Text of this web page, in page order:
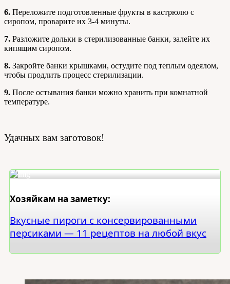
6. Переложите подготовленные фрукты в кастрюлю с
сиропом, проварите их 3-4 минуты.
7. Разложите дольки в стерилизованные банки, залейте их
кипящим сиропом.
8. Закройте банки крышками, остудите под теплым одеялом,
чтобы продлить процесс стерилизации.
9. После остывания банки можно хранить при комнатной
температуре.
Удачных вам заготовок!
Хозяйкам на заметку:
Вкусные пироги с консервированными
персиками — 11 рецептов на любой вкус